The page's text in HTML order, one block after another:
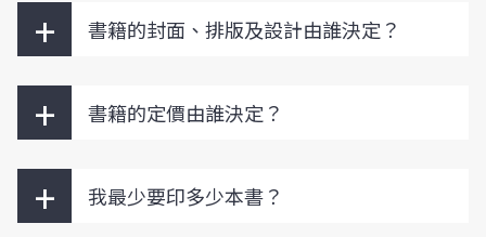
+ 書籍的封面、排版及設計由誰決定？
+ 書籍的定價由誰決定？
+ 我最少要印多少本書？